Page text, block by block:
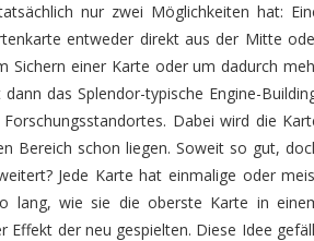
nur zwei Möglichkeiten hat:
entweder direkt aus der Mitte
Sichern einer Karte oder um dadurch
das Splendor-typische Engine-
Dabei wird die
Bereich schon liegen. Soweit so gut,
Jede Karte hat einmalige oder
lang, wie sie die oberste Karte in
Effekt der neu gespielten. Diese Idee